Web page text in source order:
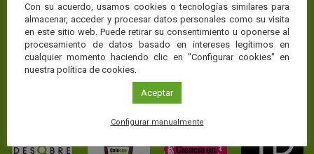
Web temáticas
La Fundación Descubre te ofrece toda la actualidad sobre ciencia y
conocimiento en CienciaDirecta, pero puedes profundizar en el área
de conocimiento que más te interese visitando nuestros portales
Con su acuerdo, usamos cookies o tecnologías similares para
almacenar, acceder y procesar datos personales como su visita
en este sitio web. Puede retirar su consentimiento u oponerse al
procesamiento de datos basado en intereses legítimos en
cualquier momento haciendo clic en "Configurar cookies" en
nuestra política de cookies.
Aceptar
Configurar manualmente